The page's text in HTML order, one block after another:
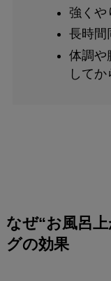
強くや
長時間
体調や
してか
なぜ“お風呂
グの効果